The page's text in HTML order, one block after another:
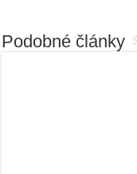
Podobné články